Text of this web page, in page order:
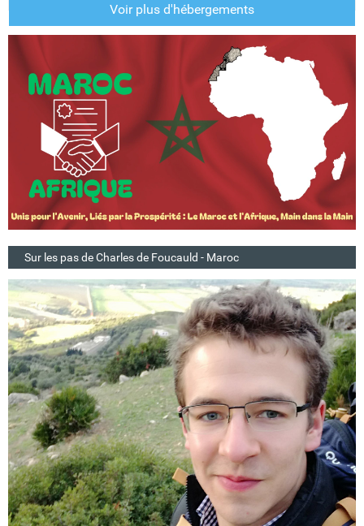
Voir plus d'hébergements
Sur les pas de Charles de Foucauld - Maroc